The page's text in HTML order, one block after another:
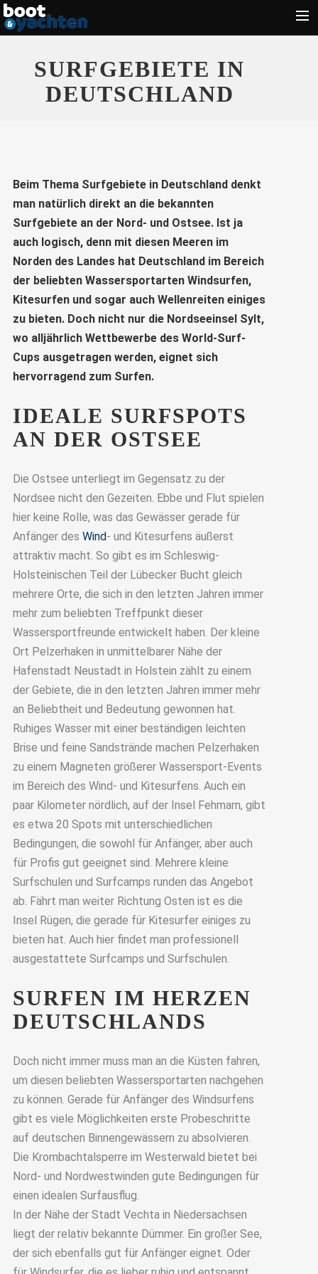
Wassersport
Suche
SURFGEBIETE IN
DEUTSCHLAND
Beim Thema Surfgebiete in Deutschland denkt
man natürlich direkt an die bekannten
Surfgebiete an der Nord- und Ostsee. Ist ja
auch logisch, denn mit diesen Meeren im
Norden des Landes hat Deutschland im Bereich
der beliebten Wassersportarten Windsurfen,
Kitesurfen und sogar auch Wellenreiten einiges
zu bieten. Doch nicht nur die Nordseeinsel Sylt,
wo alljährlich Wettbewerbe des World-Surf-
Cups ausgetragen werden, eignet sich
hervorragend zum Surfen.
IDEALE SURFSPOTS
AN DER OSTSEE
Die Ostsee unterliegt im Gegensatz zu der
Nordsee nicht den Gezeiten. Ebbe und Flut spielen
hier keine Rolle, was das Gewässer gerade für
Anfänger des Wind- und Kitesurfens äußerst
attraktiv macht. So gibt es im Schleswig-
Holsteinischen Teil der Lübecker Bucht gleich
mehrere Orte, die sich in den letzten Jahren immer
mehr zum beliebten Treffpunkt dieser
Wassersportfreunde entwickelt haben. Der kleine
Ort Pelzerhaken in unmittelbarer Nähe der
Hafenstadt Neustadt in Holstein zählt zu einem
der Gebiete, die in den letzten Jahren immer mehr
an Beliebtheit und Bedeutung gewonnen hat.
Ruhiges Wasser mit einer beständigen leichten
Brise und feine Sandstrände machen Pelzerhaken
zu einem Magneten größerer Wassersport-Events
im Bereich des Wind- und Kitesurfens. Auch ein
paar Kilometer nördlich, auf der Insel Fehmarn, gibt
es etwa 20 Spots mit unterschiedlichen
Bedingungen, die sowohl für Anfänger, aber auch
für Profis gut geeignet sind. Mehrere kleine
Surfschulen und Surfcamps runden das Angebot
ab. Fährt man weiter Richtung Osten ist es die
Insel Rügen, die gerade für Kitesurfer einiges zu
bieten hat. Auch hier findet man professionell
ausgestattete Surfcamps und Surfschulen.
SURFEN IM HERZEN
DEUTSCHLANDS
Doch nicht immer muss man an die Küsten fahren,
um diesen beliebten Wassersportarten nachgehen
zu können. Gerade für Anfänger des Windsurfens
gibt es viele Möglichkeiten erste Probeschritte
auf deutschen Binnengewässern zu absolvieren.
Die Krombachtalsperre im Westerwald bietet bei
Nord- und Nordwestwinden gute Bedingungen für
einen idealen Surfausflug.
In der Nähe der Stadt Vechta in Niedersachsen
liegt der relativ bekannte Dümmer. Ein großer See,
der sich ebenfalls gut für Anfänger eignet. Oder